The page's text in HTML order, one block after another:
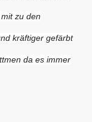
zu den
kräftiger gefärbt
da es immer